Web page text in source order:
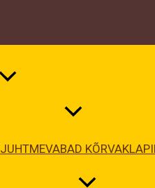
JUHTMEVABAD